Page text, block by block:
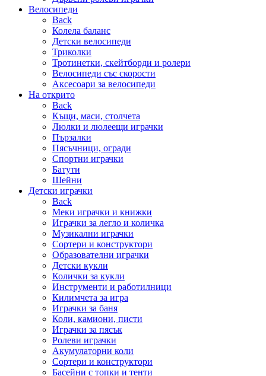
Велосипеди
Back
Колела баланс
Детски велосипеди
Триколки
Тротинетки, скейтборди и ролери
Велосипеди със скорости
Аксесоари за велосипеди
На открито
Back
Къщи, маси, столчета
Люлки и люлеещи играчки
Пързалки
Пясъчници, огради
Спортни играчки
Батути
Шейни
Детски играчки
Back
Меки играчки и книжки
Играчки за легло и количка
Музикални играчки
Сортери и конструктори
Образователни играчки
Детски кукли
Колички за кукли
Инструменти и работилници
Килимчета за игра
Играчки за баня
Коли, камиони, писти
Играчки за пясък
Ролеви играчки
Акумулаторни коли
Сортери и конструктори
Басейни с топки и тенти